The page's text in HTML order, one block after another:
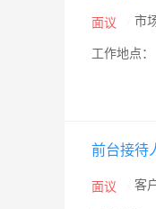
面议 市
工作地点：
前台接待
面议 客